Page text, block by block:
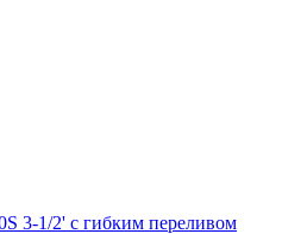
3-1/2' с гибким переливом